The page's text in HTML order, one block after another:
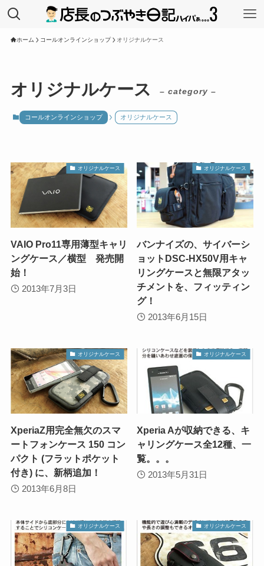
ホーム コールオンラインショップ オリジナルケース
オリジナルケース – category –
コールオンラインショップ オリジナルケース
オリジナルケース
VAIO Pro11専用薄型キャリ
ングケース／横型 発売開
始！
2013年7月3日
オリジナルケース
バンナイズの、サイバーシ
ョットDSC-HX50V用キャ
リングケースと無限アタッ
チメントを、フィッティン
グ！
2013年6月15日
オリジナルケース
XperiaZ用完全無欠のスマ
ートフォンケース 150 コン
パクト (フラットポケット
付き) に、新柄追加！
2013年6月8日
オリジナルケース
Xperia Aが収納できる、キ
ャリングケース全12種、一
覧。。。
2013年5月31日
オリジナルケース オリジナルケース